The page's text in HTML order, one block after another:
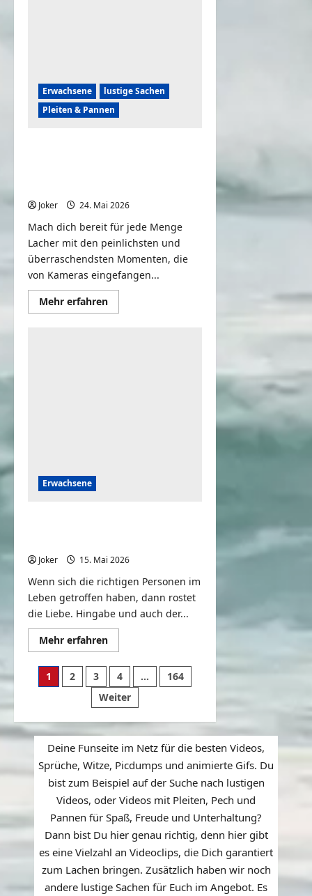
Erwachsene
lustige Sachen
Pleiten & Pannen
Joker 24. Mai 2026
Mach dich bereit für jede Menge
Lacher mit den peinlichsten und
überraschendsten Momenten, die
von Kameras eingefangen...
Mehr erfahrenMehr
Informationen
Erwachsene
Joker 15. Mai 2026
Wenn sich die richtigen Personen im
Leben getroffen haben, dann rostet
die Liebe. Hingabe und auch der...
Mehr erfahrenMehr
Informationen
Liebevolle
Beziehungen
auch
im
Alter
Seitennummerierung
Beiträge
1 2 3 4 …
164
Weiter
Deine Funseite im Netz für die besten Videos,
Sprüche, Witze, Picdumps und animierte Gifs. Du
bist zum Beispiel auf der Suche nach lustigen
Videos, oder Videos mit Pleiten, Pech und
Pannen für Spaß, Freude und Unterhaltung?
Dann bist Du hier genau richtig, denn hier gibt
es eine Vielzahl an Videoclips, die Dich garantiert
zum Lachen bringen. Zusätzlich haben wir noch
andere lustige Sachen für Euch im Angebot. Es